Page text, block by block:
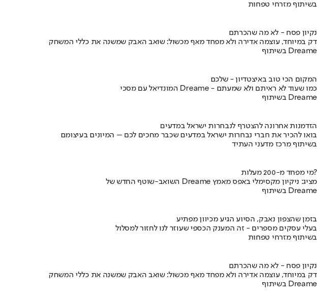
בשיתוף מזרחי טפחות
נקיון פסח - לא מה שהכרתם
דק במיוחד, עוצמה אדירה ולא מפחד מאף מכשול: שואב האבק שמשנה את כללי המשחק
בשיתוף Dreame
המקום הכי טוב באיצטדיון - שלכם
המונדיאל עם מסכי Dreame - כמו שעוד לא ראיתם ולא שמעתם
בשיתוף Dreame
הזדמנות אחרונה להצטרף לנבחרות ישראל במדעים
בואו להכיר את חברי נבחרות ישראל במדעים שכבר מחכים לכם – המיונים בעיצומם
בשיתוף מרכז מדעני העתיד
מי מפחד מ-200 מעלות?
השואב-שוטף החדש של Dreame מציג: ניקיון מקסימלי באפס מאמץ
בשיתוף Dreame
בזמן שהצפון נאבק, הסיוע הגיע מכיוון מפתיע
בעלי עסקים מספרים - זה המענק הכספי שעוזר לנו לחזור למסלול
בשיתוף מזרחי טפחות
נקיון פסח - לא מה שהכרתם
דק במיוחד, עוצמה אדירה ולא מפחד מאף מכשול: שואב האבק שמשנה את כללי המשחק
בשיתוף Dreame